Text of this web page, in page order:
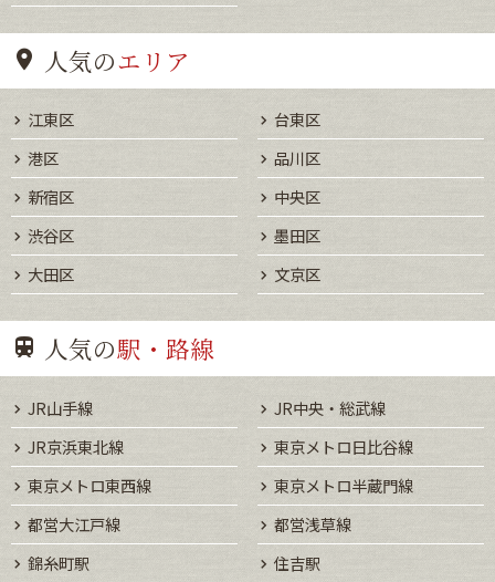
人気のエリア
江東区
台東区
港区
品川区
新宿区
中央区
渋谷区
墨田区
大田区
文京区
人気の駅・路線
JR山手線
JR中央・総武線
JR京浜東北線
東京メトロ日比谷線
東京メトロ東西線
東京メトロ半蔵門線
都営大江戸線
都営浅草線
錦糸町駅
住吉駅